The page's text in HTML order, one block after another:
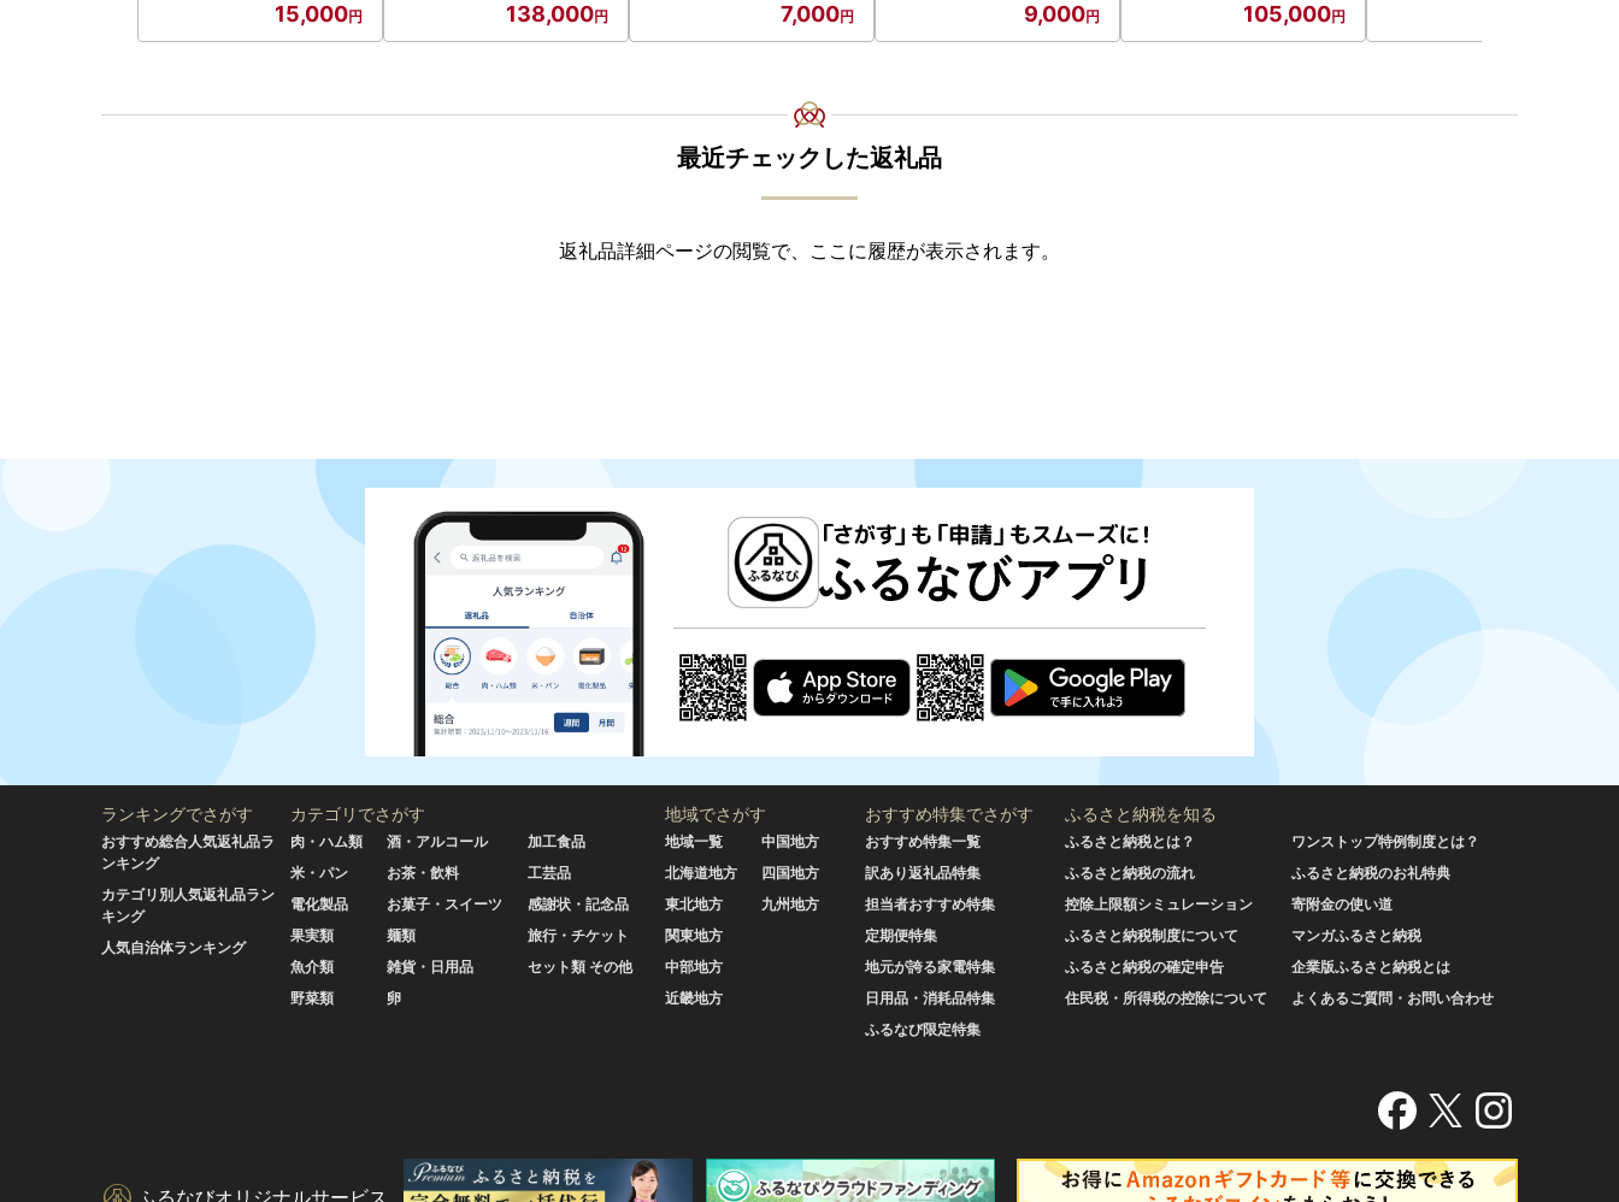
15,000 138,000 7,000 9,000 105,000
最近チェックした返礼品
返礼品詳細ページの閲覧で、ここに履歴が表示されます。
ランキングでさがす
おすすめ総合人気返礼品ラ
ンキング
カテゴリ別人気返礼品ラン
キング
人気自治体ランキング
カテゴリでさがす
肉・ハム類
米・パン
電化製品
果実類
魚介類
野菜類
酒・アルコール
お茶・飲料
お菓子・スイーツ
麺類
雑貨・日用品
卵
加工食品
工芸品
感謝状・記念品
旅行・チケット
セット類 その他
地域でさがす
地域一覧
北海道地方
東北地方
関東地方
中部地方
近畿地方
中国地方
四国地方
九州地方
おすすめ特集でさがす
おすすめ特集一覧
訳あり返礼品特集
担当者おすすめ特集
定期便特集
地元が誇る家電特集
日用品・消耗品特集
ふるなび限定特集
ふるさと納税を知る
ふるさと納税とは？
ふるさと納税の流れ
控除上限額シミュレーション
ふるさと納税制度について
ふるさと納税の確定申告
住民税・所得税の控除について
ワンストップ特例制度とは？
ふるさと納税のお礼特典
寄附金の使い道
マンガふるさと納税
企業版ふるさと納税とは
よくあるご質問・お問い合わせ